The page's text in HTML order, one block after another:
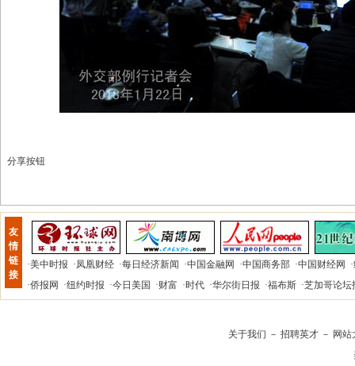
分享按钮
友
情
链
接
·美中时报 ·凤凰财经 ·每日经济新闻 ·中国金融网 ·中国商务部 ·中国财经网 ·
·侨报网 ·纽约时报 ·今日美国 ·财富 ·时代 ·华尔街日报 ·福布斯 ·芝加哥论坛
关于我们 － 招聘英才 － 网站